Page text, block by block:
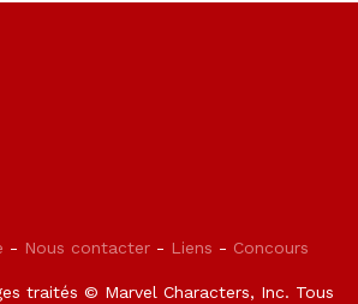
- Nous contacter - Liens - Concours
traités © Marvel Characters, Inc. Tous